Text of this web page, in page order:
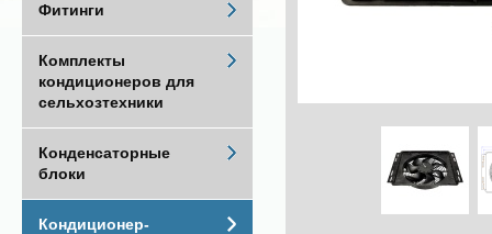
Фитинги
Комплекты
кондиционеров для
сельхозтехники
Конденсаторные
блоки
Кондиционер-